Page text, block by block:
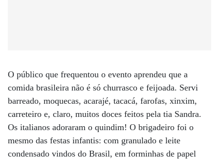
O público que frequentou o evento aprendeu que a
comida brasileira não é só churrasco e feijoada. Servi
barreado, moquecas, acarajé, tacacá, farofas, xinxim,
carreteiro e, claro, muitos doces feitos pela tia Sandra.
Os italianos adoraram o quindim! O brigadeiro foi o
mesmo das festas infantis: com granulado e leite
condensado vindos do Brasil, em forminhas de papel